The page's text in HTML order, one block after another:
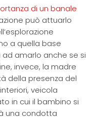
di un banale
può attuarlo
a quella base
amarlo anche se si
invece, la madre
della presenza del
veicola
in cui il bambino si
una condotta